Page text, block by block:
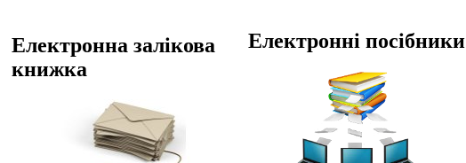
Електронна залікова
книжка
Електронні посібники